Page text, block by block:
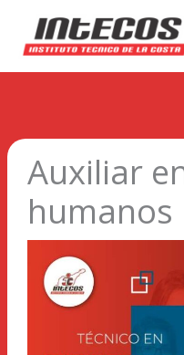
Auxiliar
humanos